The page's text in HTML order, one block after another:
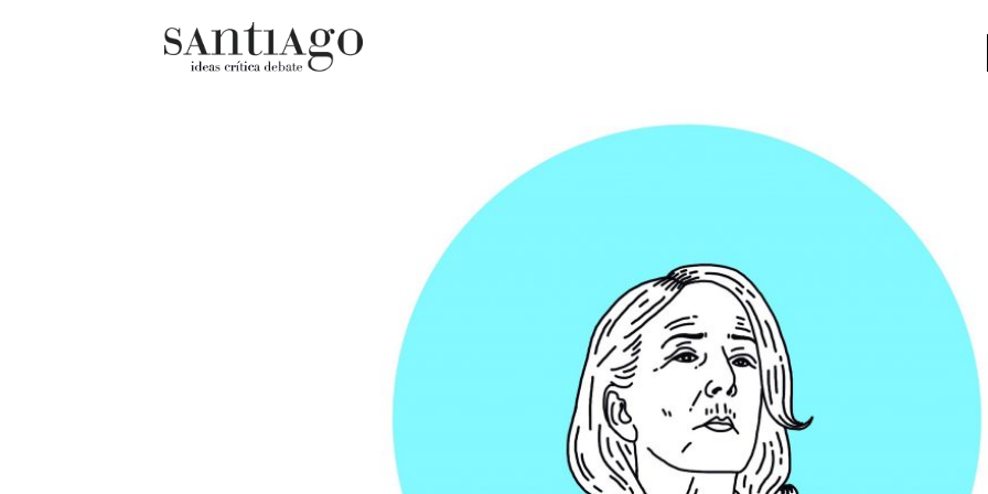
Cultura
Diccionario portátil de la literatura
chilena
Historia material de los libros
Lagunas mentales
Medioambiente
Narrativas visuales
Pensamiento
Pensamiento ilustrado
Personaje
Personajes secundarios